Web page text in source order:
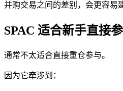
并购交易之间的差别，会更容易
SPAC 适合新手直接参
通常不太适合直接重仓参与。
因为它牵涉到：